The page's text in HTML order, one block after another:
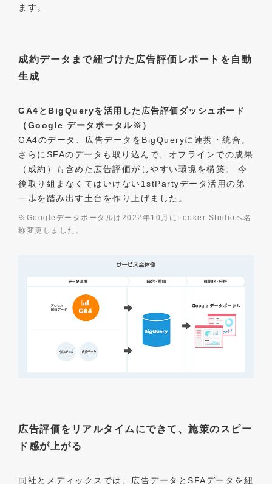
ます。
成約データまで紐づけた広告評価レポートを自動
生成
GA4とBigQueryを活用した広告評価ダッシュボード
（Google データポータル※）
GA4のデータ、広告データをBigQueryに連携・統合。
さらにSFAのデータも取り込んで、オフラインでの成果
（成約）も含めた広告評価がしやすい環境を構築。 今
後取り組まなくてはいけない1stPartyデータ活用の第
一歩を踏み出す土台を作り上げました。
※Googleデータポータルは2022年10月にLooker Studioへ名
称変更しました。
広告評価をリアルタイムにできて、施策のスピー
ド感が上がる
同社とメディックスでは、広告データとSFAデータを紐